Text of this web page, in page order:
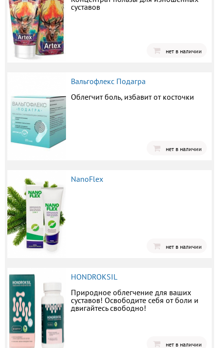
суставов
нет в наличии
Вальгофлекс Подагра
Облегчит боль, избавит от косточки
нет в наличии
NanoFlex
нет в наличии
HONDROKSIL
Природное облегчение для ваших
суставов! Освободите себя от боли и
двигайтесь свободно!
нет в наличии